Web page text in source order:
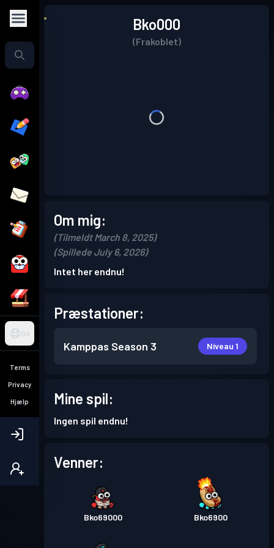
DA
Terms
Privacy
Hjælp
Bko000
(Frakoblet)
Om mig:
(Tilmeldt March 8, 2025)
(Spillede July 6, 2026)
Intet her endnu!
Præstationer:
Kamppas Season 3 Niveau 1
Mine spil:
Ingen spil endnu!
Venner:
Bko69000 Bko6900